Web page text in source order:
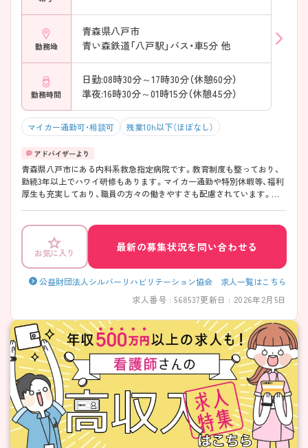
勤務地
青森県八戸市
青い森鉄道「八戸駅」バス・車5分 他
勤務時間
日勤:08時30分～17時30分（休憩60分）
準夜:16時30分～01時15分（休憩45分）
マイカー通勤可・相談可 残業10h以下（ほぼなし）
青森県八戸市にある内科系救急指定病院です。教育制度も整っており、
勤続3年以上でハワイ研修もあります。マイカー通勤や特別休暇等、福利
厚生も充実しており、職員の方々の働きやすさも配慮されています。常
お気に入り 最新の募集状況を問い合わせる
公益財団法人シルバーリハビリテーション協会 求人一覧はこちら
求人番号 : 568537更新日 : 2026年2月5日